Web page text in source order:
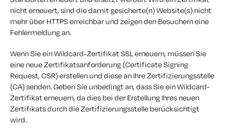
nicht erneuert, sind die damit gesicherte(n) Website(s) nicht
mehr über HTTPS erreichbar und zeigen den Besuchern eine
Fehlermeldung an.
Wenn Sie ein Wildcard-Zertifikat SSL erneuern, müssen Sie
eine neue Zertifikatsanforderung (Certificate Signing
Request, CSR) erstellen und diese an Ihre Zertifizierungsstelle
(CA) senden. Geben Sie unbedingt an, dass Sie ein Wildcard-
Zertifikat erneuern, da dies bei der Erstellung Ihres neuen
Zertifikats durch die Zertifizierungsstelle berücksichtigt
wird.